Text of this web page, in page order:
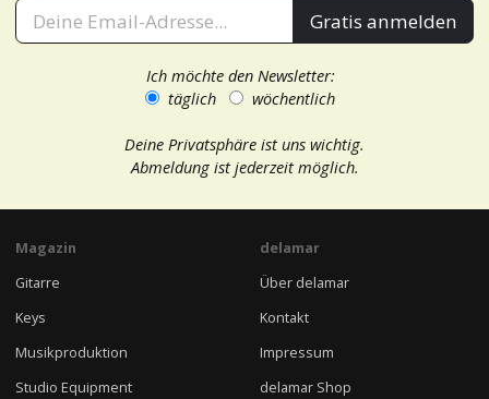
Gratis anmelden
Ich möchte den Newsletter:
täglich
wöchentlich
Deine Privatsphäre ist uns wichtig.
Abmeldung ist jederzeit möglich.
Magazin
Gitarre
Keys
Musikproduktion
Studio Equipment
delamar
Über delamar
Kontakt
Impressum
delamar Shop